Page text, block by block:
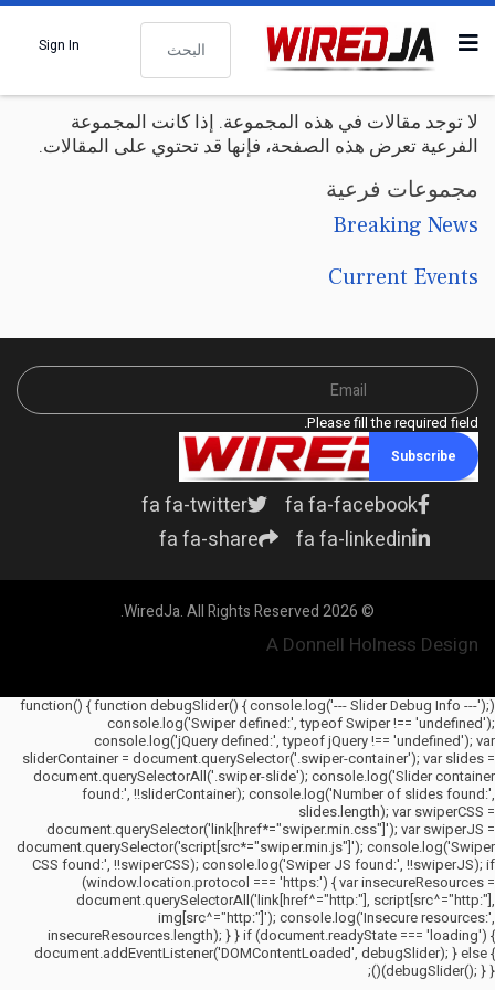
البحث
Sign In
لا توجد مقالات في هذه المجموعة. إذا كانت المجموعة
الفرعية تعرض هذه الصفحة، فإنها قد تحتوي على المقالات.
مجموعات فرعية
Breaking News
Current Events
Please fill the required field.
Subscribe
fa fa-facebook
fa fa-twitter
fa fa-linkedin
fa fa-share
© 2026 WiredJa. All Rights Reserved.
A Donnell Holness Design
(function() { function debugSlider() { console.log('--- Slider Debug Info ---');
console.log('Swiper defined:', typeof Swiper !== 'undefined');
console.log('jQuery defined:', typeof jQuery !== 'undefined'); var
sliderContainer = document.querySelector('.swiper-container'); var slides =
document.querySelectorAll('.swiper-slide'); console.log('Slider container
found:', !!sliderContainer); console.log('Number of slides found:',
slides.length); var swiperCSS =
document.querySelector('link[href*="swiper.min.css"]'); var swiperJS =
document.querySelector('script[src*="swiper.min.js"]'); console.log('Swiper
CSS found:', !!swiperCSS); console.log('Swiper JS found:', !!swiperJS); if
(window.location.protocol === 'https:') { var insecureResources =
document.querySelectorAll('link[href^="http:"], script[src^="http:"],
img[src^="http:"]'); console.log('Insecure resources:',
insecureResources.length); } } if (document.readyState === 'loading') {
document.addEventListener('DOMContentLoaded', debugSlider); } else {
debugSlider(); } })();